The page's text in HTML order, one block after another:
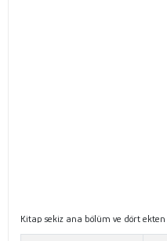
Kitap sekiz ana bölüm ve dört ekten